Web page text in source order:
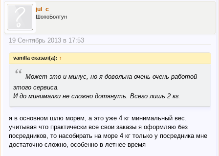
складе такого форварда... или просто услугами посредника-
физ лица
Сорри если написала не там...
jul_c
ШопоБолтун
19 Сентябрь 2013 в 17:53
vanilla сказал(а): ↑
“ Может это и минус, но я довольна очень очень работой
этого сервиса.
И до минималки не сложно дотянуть. Всего лишь 2 кг.
я в основном шлю морем, а это уже 4 кг минимальный вес.
учитывая что практически все свои заказы я оформляю без
посредников, то насобирать на море 4 кг только у посредника мне
достаточно сложно, особенно в летнее время